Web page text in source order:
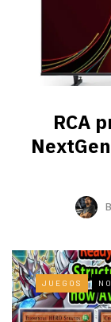
RCA
JUEGOS